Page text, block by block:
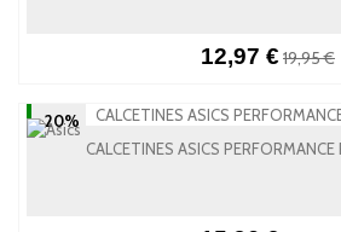
12,97 € 19,95 €
-20%
CALCETINES ASICS PERFORMANCE